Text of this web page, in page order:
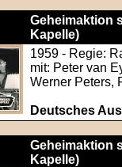
Geheimaktion
Kapelle)
1959 - Regie:
mit: Peter van
Werner Peters,
Deutsches
Geheimaktion
Kapelle)